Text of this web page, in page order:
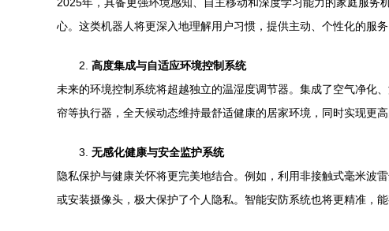
心。这类机器人将更深入地理解用户习惯，提供主动、个性化的服
2. 高度集成与自适应环境控制系统
未来的环境控制系统将超越独立的温湿度调节器。集成了空气净化
帘等执行器，全天候动态维持最舒适健康的居家环境，同时实现更高
3. 无感化健康与安全监护系统
隐私保护与健康关怀将更完美地结合。例如，利用非接触式毫米波
或安装摄像头，极大保护了个人隐私。智能安防系统也将更精准，